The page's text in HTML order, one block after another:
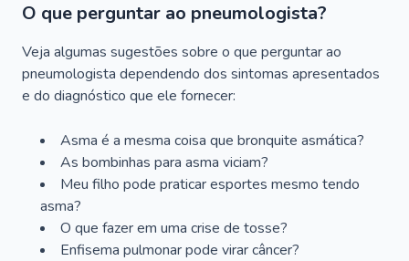
O que perguntar ao pneumologista?
Veja algumas sugestões sobre o que perguntar ao
pneumologista dependendo dos sintomas apresentados
e do diagnóstico que ele fornecer:
Asma é a mesma coisa que bronquite asmática?
As bombinhas para asma viciam?
Meu filho pode praticar esportes mesmo tendo
asma?
O que fazer em uma crise de tosse?
Enfisema pulmonar pode virar câncer?